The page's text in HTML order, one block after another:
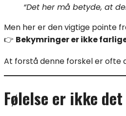
“Det her må betyde, at
Men her er den vigtige pointe
👉 Bekymringer er ikke
At forstå denne forskel er ofte
Følelse er ikke